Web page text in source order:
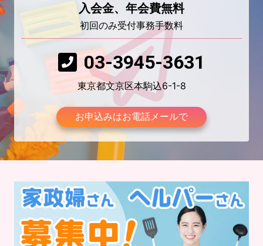
入会金、年会費無料
初回のみ受付事務手数料
03-3945-3631
東京都文京区本駒込6-1-8
お申込みはお電話メールで